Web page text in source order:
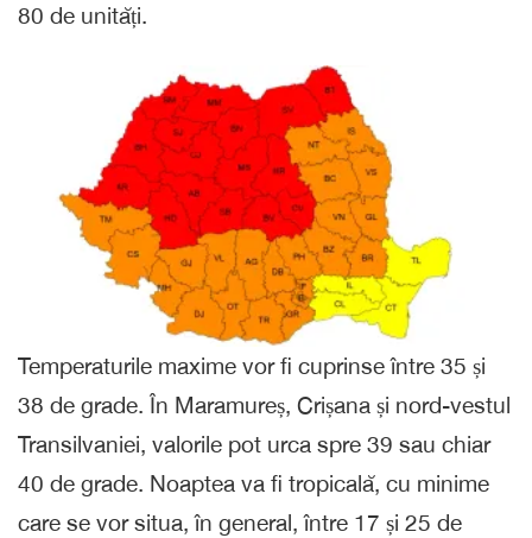
80 de unități.
Temperaturile maxime vor fi cuprinse între 35 și
38 de grade. În Maramureș, Crișana și nord-vestul
Transilvaniei, valorile pot urca spre 39 sau chiar
40 de grade. Noaptea va fi tropicală, cu minime
care se vor situa, în general, între 17 și 25 de